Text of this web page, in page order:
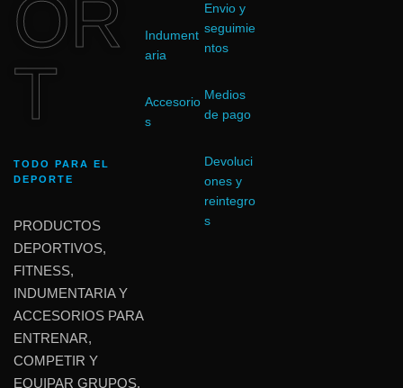
OR
T
TODO PARA EL
DEPORTE
PRODUCTOS
DEPORTIVOS,
FITNESS,
INDUMENTARIA Y
ACCESORIOS PARA
ENTRENAR,
COMPETIR Y
EQUIPAR GRUPOS.
Indument
aria
Accesorio
s
Envio y
seguimie
ntos
Medios
de pago
Devoluci
ones y
reintegro
s